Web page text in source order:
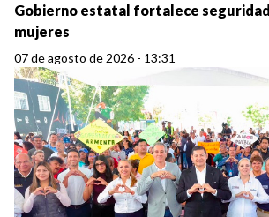
Gobierno estatal fortalece
mujeres
07 de agosto de 2026 - 13:31